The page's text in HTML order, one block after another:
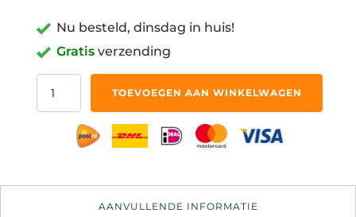
Nu besteld, dinsdag in huis!
Gratis verzending
Gisou
TOEVOEGEN AAN WINKELWAGEN
AANVULLENDE INFORMATIE